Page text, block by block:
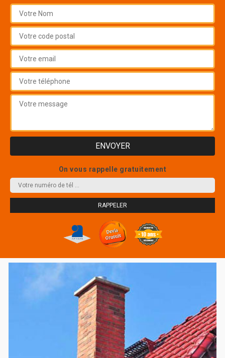
On vous rappelle gratuitement